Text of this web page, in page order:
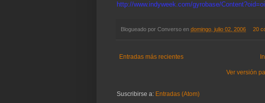
http://www.indyweek.com/gyrobase/
Blogueado por Converso en domingo, julio 02, 2006 20
Entradas más recientes
Ver versión
Suscribirse a: Entradas (Atom)